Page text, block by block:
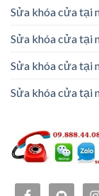
Sửa khóa cửa tại
Sửa khóa cửa tại
Sửa khóa cửa tại
Sửa khóa cửa tại